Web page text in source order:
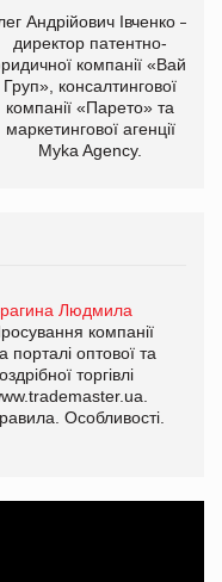
Андрійович Івченко —
директор патентно-
компанії «Вайз
Груп», консалтингової
компанії «Парето» та
маркетингової агенції
Myka Agency.
Людмила
компанії
порталі оптової та
торгівлі
Особливості.